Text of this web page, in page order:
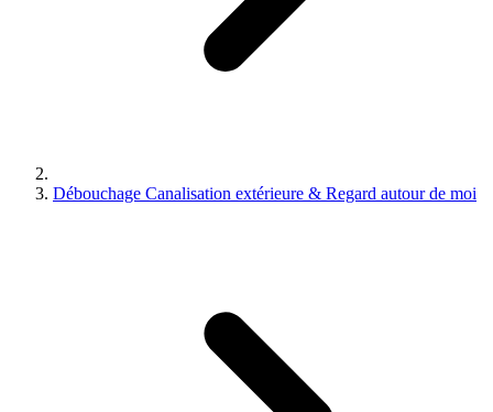
Débouchage Canalisation extérieure & Regard autour de moi